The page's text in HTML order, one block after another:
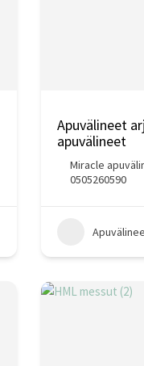
Apuvälineet
apuvälineet
Miracle
0505260590